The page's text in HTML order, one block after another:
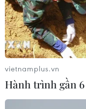
vietnamplus.vn
Hành trình gần